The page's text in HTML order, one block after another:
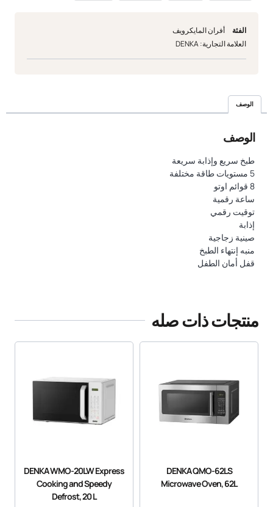
الفئة
أفران المايكرويف
العلامة التجارية:DENKA
الوصف
الوصف
طبخ سريع وإذابة سريعة
5 مستويات طاقة مختلفة
8 قوائم اوتو
ساعة رقمية
توقيت رقمي
إذابة
صينية زجاجية
منبه إنتهاء الطبخ
قفل أمان الطفل
منتجات ذات صله
DENKA QMO-62LS
Microwave Oven, 62L
DENKA WMO-20LW Express
Cooking and Speedy
Defrost, 20 L